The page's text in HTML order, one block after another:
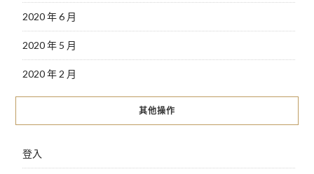
2020 年 6 月
2020 年 5 月
2020 年 2 月
其他操作
登入